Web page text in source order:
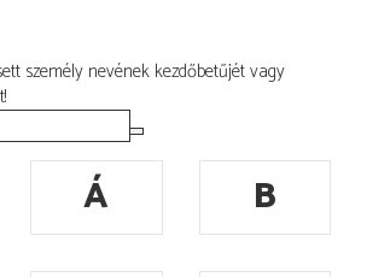
személy nevének kezdőbetűjét vagy
Á
B